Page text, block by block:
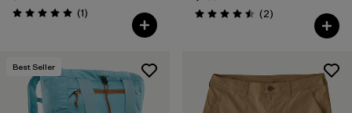
Valoración: 5.0 / 5
(1Comentarios
)
Valoración: 4.5 / 5
(2Comentarios
)
Best Seller